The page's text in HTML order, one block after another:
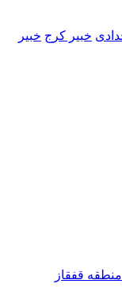
خبیر کرج خبیر
قفقاز